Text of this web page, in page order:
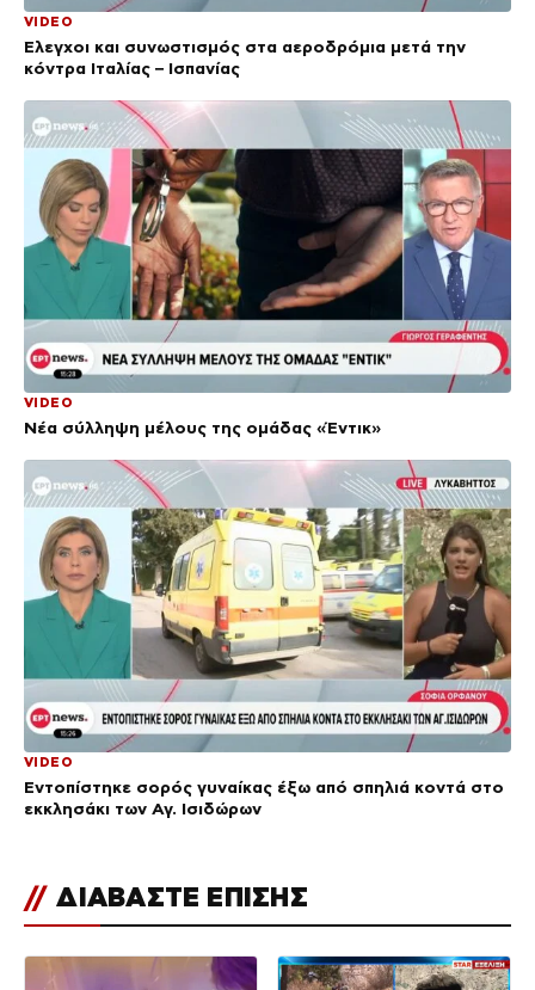
VIDEO
Έλεγχοι και συνωστισμός στα αεροδρόμια μετά την
κόντρα Ιταλίας – Ισπανίας
VIDEO
Νέα σύλληψη μέλους της ομάδας «Έντικ»
VIDEO
Εντοπίστηκε σορός γυναίκας έξω από σπηλιά κοντά στο
εκκλησάκι των Αγ. Ισιδώρων
// ΔΙΑΒΑΣΤΕ ΕΠΙΣΗΣ